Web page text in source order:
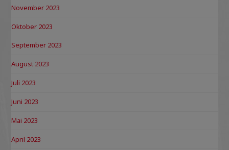
November 2023
Oktober 2023
September 2023
August 2023
Juli 2023
Juni 2023
Mai 2023
April 2023